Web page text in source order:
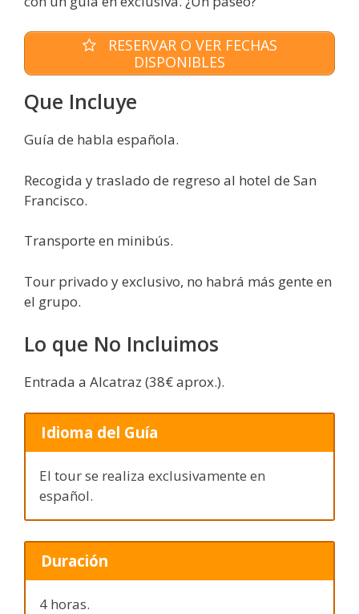
RESERVAR O VER FECHAS
DISPONIBLES
Que Incluye
Guía de habla española.
Recogida y traslado de regreso al hotel de San
Francisco.
Transporte en minibús.
Tour privado y exclusivo, no habrá más gente en
el grupo.
Lo que No Incluimos
Entrada a Alcatraz (38€ aprox.).
Idioma del Guía
El tour se realiza exclusivamente en
español.
Duración
4 horas.